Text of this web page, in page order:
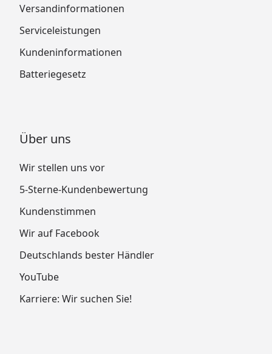
Versandinformationen
Serviceleistungen
Kundeninformationen
Batteriegesetz
Über uns
Wir stellen uns vor
5-Sterne-Kundenbewertung
Kundenstimmen
Wir auf Facebook
Deutschlands bester Händler
YouTube
Karriere: Wir suchen Sie!